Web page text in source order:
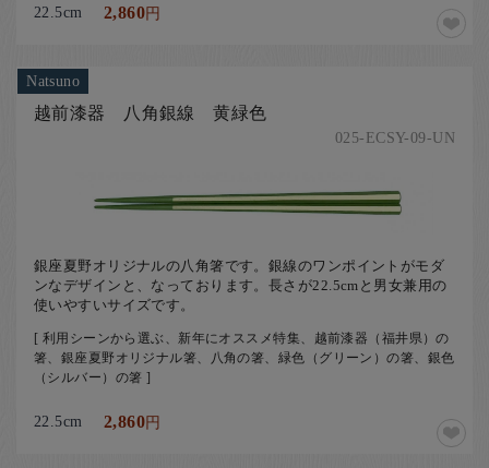
22.5cm 2,860円
Natsuno
越前漆器 八角銀線 黄緑色
025-ECSY-09-UN
銀座夏野オリジナルの八角箸です。銀線のワンポイントがモダ
ンなデザインと、なっております。長さが22.5cmと男女兼用の
使いやすいサイズです。
[ 利用シーンから選ぶ、新年にオススメ特集、越前漆器（福井県）の
箸、銀座夏野オリジナル箸、八角の箸、緑色（グリーン）の箸、銀色
（シルバー）の箸 ]
22.5cm 2,860円